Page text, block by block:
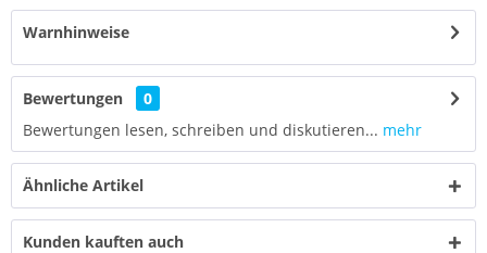
Warnhinweise
Bewertungen
0
Bewertungen lesen, schreiben und diskutieren... mehr
Ähnliche Artikel
Kunden kauften auch